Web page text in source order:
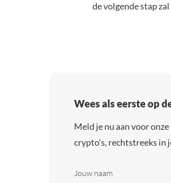
de volgende stap
Wees als eerste op
Meld je nu aan voor
crypto’s, rechtstreeks in
Jouw naam